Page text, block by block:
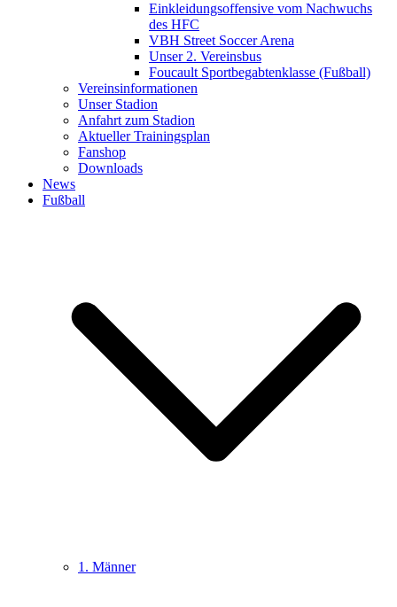
Einkleidungsoffensive vom Nachwuchs
des HFC
VBH Street Soccer Arena
Unser 2. Vereinsbus
Foucault Sportbegabtenklasse (Fußball)
Vereinsinformationen
Unser Stadion
Anfahrt zum Stadion
Aktueller Trainingsplan
Fanshop
Downloads
News
Fußball
1. Männer